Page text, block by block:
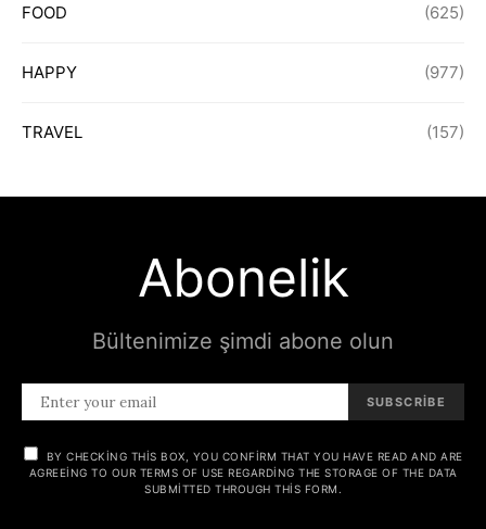
FOOD (625)
HAPPY (977)
TRAVEL (157)
Abonelik
Bültenimize şimdi abone olun
SUBSCRIBE
BY CHECKING THIS BOX, YOU CONFIRM THAT YOU HAVE READ AND ARE
AGREEING TO OUR TERMS OF USE REGARDING THE STORAGE OF THE DATA
SUBMITTED THROUGH THIS FORM.